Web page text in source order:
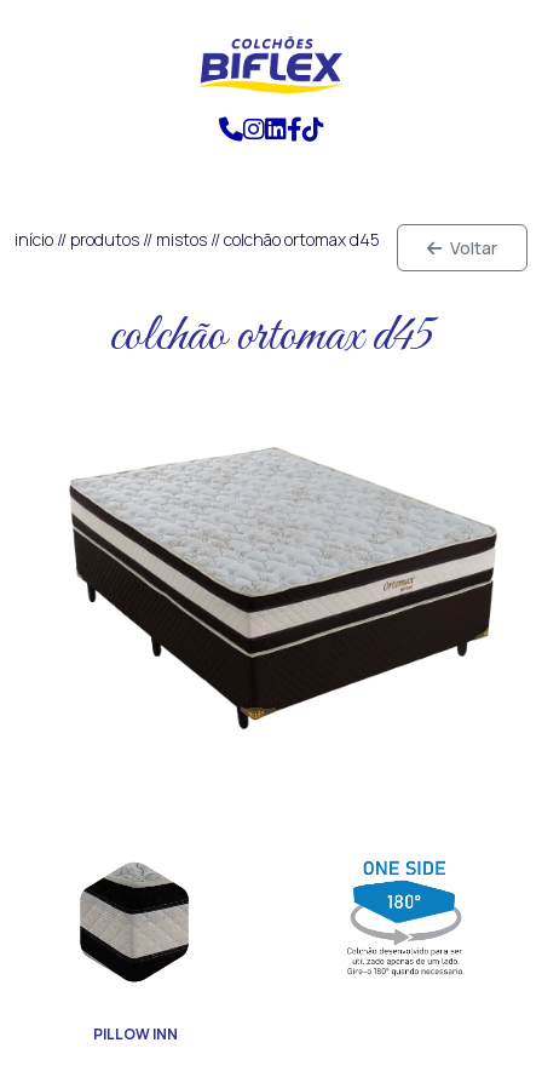
início // produtos // mistos //colchão ortomax d45 Voltar
colchão ortomax d45
PILLOW INN